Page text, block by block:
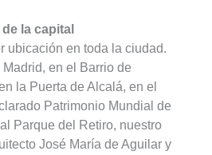
la capital
ubicación en toda la ciudad.
en el Barrio de
la Puerta de Alcalá, en el
Patrimonio Mundial de
Parque del Retiro, nuestro
José María de Aguilar y